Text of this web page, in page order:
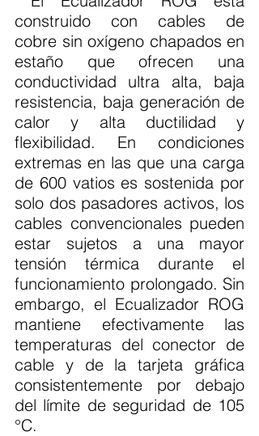
construido con cables de
cobre sin oxígeno chapados en
estaño que ofrecen una
conductividad ultra alta, baja
resistencia, baja generación de
calor y alta ductilidad y
flexibilidad. En condiciones
extremas en las que una carga
de 600 vatios es sostenida por
solo dos pasadores activos, los
cables convencionales pueden
estar sujetos a una mayor
tensión térmica durante el
funcionamiento prolongado. Sin
embargo, el Ecualizador ROG
mantiene efectivamente las
temperaturas del conector de
cable y de la tarjeta gráfica
consistentemente por debajo
del límite de seguridad de 105
°C.